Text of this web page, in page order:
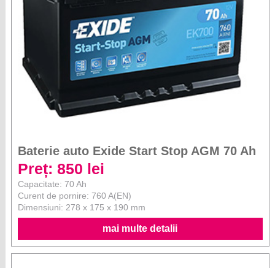
Baterie auto Exide Start Stop AGM 70 Ah
Preț: 850 lei
Capacitate: 70 Ah
Curent de pornire: 760 A(EN)
Dimensiuni: 278 x 175 x 190 mm
mai multe detalii